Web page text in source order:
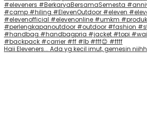
Haii Eleveners... Ada yg kecil imut, gemesin niihh